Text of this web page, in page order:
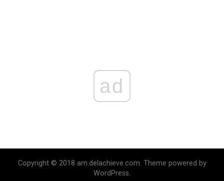
ad
Copyright © 2018 am.delachieve.com. Theme powered by
WordPress.